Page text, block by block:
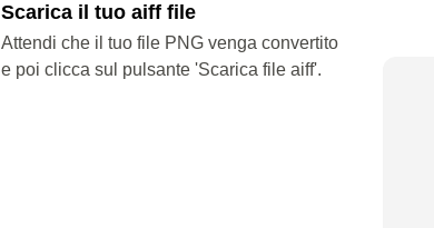
Scarica il tuo aiff file
Attendi che il tuo file PNG venga convertito
e poi clicca sul pulsante 'Scarica file aiff'.